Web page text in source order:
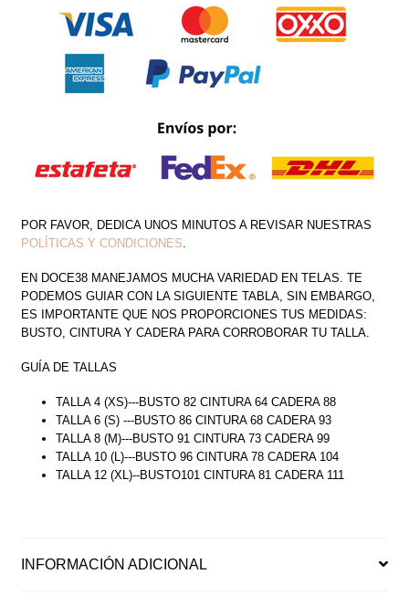
CANTIDAD
POR FAVOR, DEDICA UNOS MINUTOS A REVISAR NUESTRAS
POLÍTICAS Y CONDICIONES
EN DOCE38 MANEJAMOS MUCHA VARIEDAD EN TELAS. TE
PODEMOS GUIAR CON LA SIGUIENTE TABLA, SIN EMBARGO,
ES IMPORTANTE QUE NOS PROPORCIONES TUS MEDIDAS:
BUSTO, CINTURA Y CADERA PARA CORROBORAR TU TALLA.
GUÍA DE TALLAS
TALLA 4 (XS)---BUSTO 82 CINTURA 64 CADERA 88
TALLA 6 (S) ---BUSTO 86 CINTURA 68 CADERA 93
TALLA 8 (M)---BUSTO 91 CINTURA 73 CADERA 99
TALLA 10 (L)---BUSTO 96 CINTURA 78 CADERA 104
TALLA 12 (XL)--BUSTO101 CINTURA 81 CADERA 111
INFORMACIÓN ADICIONAL